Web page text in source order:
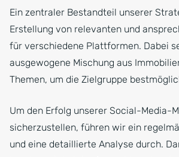
Ein zentraler Bestandteil unserer
Erstellung von relevanten und
für verschiedene Plattformen. Dabei
ausgewogene Mischung aus
Themen, um die Zielgruppe
Um den Erfolg unserer Social-Media-
sicherzustellen, führen wir ein
und eine detaillierte Analyse durch.